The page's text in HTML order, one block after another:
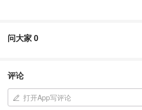
问大家0
评论
打开App写评论